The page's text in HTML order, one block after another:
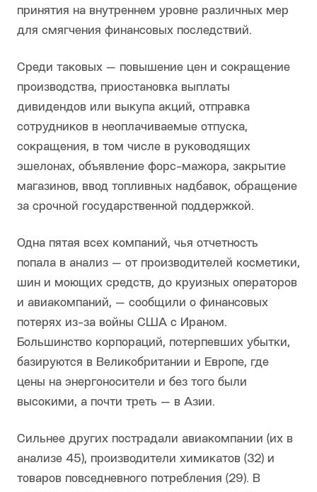
принятия на внутреннем уровне различных мер
для смягчения финансовых последствий.
Среди таковых — повышение цен и сокращение
производства, приостановка выплаты
дивидендов или выкупа акций, отправка
сотрудников в неоплачиваемые отпуска,
сокращения, в том числе в руководящих
эшелонах, объявление форс-мажора, закрытие
магазинов, ввод топливных надбавок, обращение
за срочной государственной поддержкой.
Одна пятая всех компаний, чья отчетность
попала в анализ — от производителей косметики,
шин и моющих средств, до круизных операторов
и авиакомпаний, — сообщили о финансовых
потерях из-за войны США с Ираном.
Большинство корпораций, потерпевших убытки,
базируются в Великобритании и Европе, где
цены на энергоносители и без того были
высокими, а почти треть — в Азии.
Сильнее других пострадали авиакомпании (их в
анализе 45), производители химикатов (32) и
товаров повседневного потребления (29). В